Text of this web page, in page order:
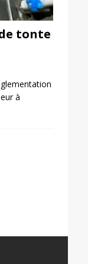
tonte
à